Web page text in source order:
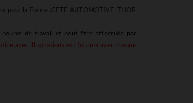
pour la France :CETE AUTOMOTIVE, THOR
de travail et peut être effectuée par
avec illustrations est fournie avec chaque